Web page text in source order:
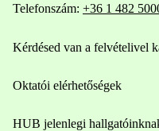
Telefonszám: +36 1 482
Kérdésed van a felvételivel
Oktatói elérhetőségek
HUB jelenlegi